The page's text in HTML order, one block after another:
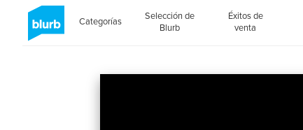
Categorías
Selección de
Blurb
Éxitos de
venta